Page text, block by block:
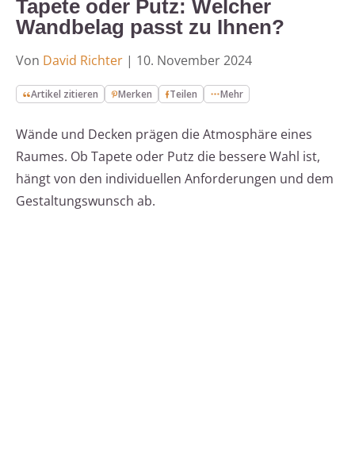
Tapete oder Putz: Welcher
Wandbelag passt zu Ihnen?
Von David Richter | 10. November 2024
Artikel zitieren Merken Teilen Mehr
Wände und Decken prägen die Atmosphäre eines
Raumes. Ob Tapete oder Putz die bessere Wahl ist,
hängt von den individuellen Anforderungen und dem
Gestaltungswunsch ab.